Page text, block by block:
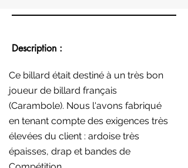
Description :
Ce billard était destiné à un très bon
joueur de billard français
(Carambole). Nous l'avons fabriqué
en tenant compte des exigences très
élevées du client : ardoise très
épaisses, drap et bandes de